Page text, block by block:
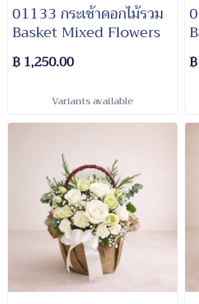
01133 กระเช้าดอกไม้รวม
Basket Mixed Flowers
฿ 1,250.00
Variants available